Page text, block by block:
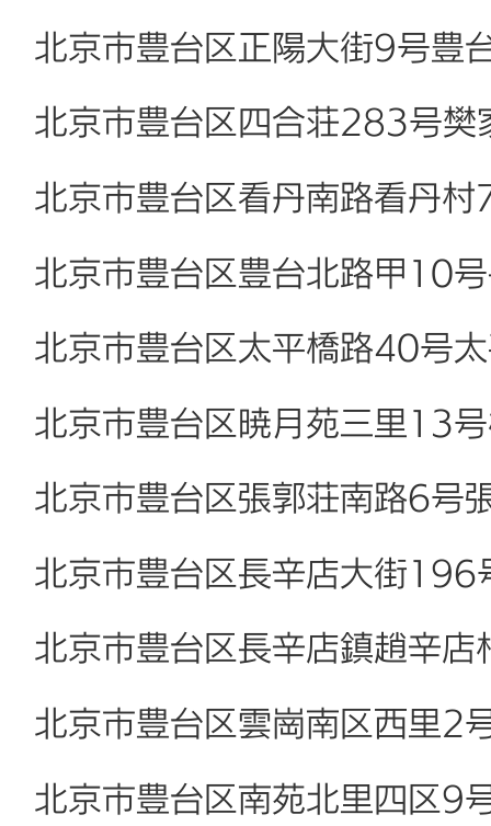
北京市豊台区正陽大街9号豊
北京市豊台区四合荘283号樊
北京市豊台区看丹南路看丹
北京市豊台区豊台北路甲10
北京市豊台区太平橋路40号
北京市豊台区暁月苑三里13
北京市豊台区張郭荘南路6号
北京市豊台区長辛店大街196
北京市豊台区長辛店鎮趙辛
北京市豊台区雲崗南区西里2
北京市豊台区南苑北里四区9